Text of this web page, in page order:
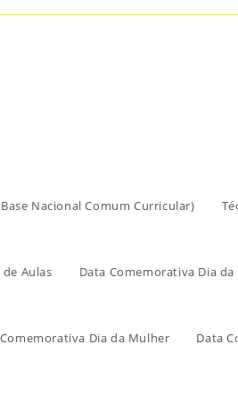
Nacional Comum Curricular)
Aulas Data Comemorativa Dia da
Dia da Mulher Data